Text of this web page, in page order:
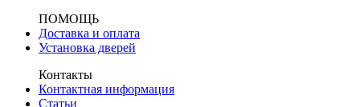
ПОМОЩЬ
Доставка и оплата
Установка дверей
Контакты
Контактная информация
Статьи